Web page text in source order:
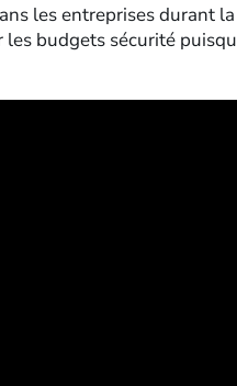
les entreprises durant
les budgets sécurité